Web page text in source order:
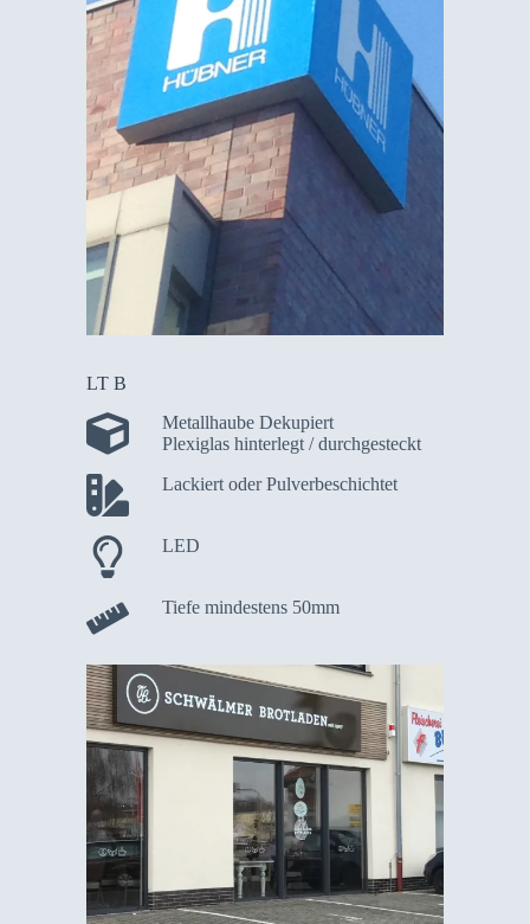
LT B
Metallhaube Dekupiert
Plexiglas hinterlegt / durchgesteckt
Lackiert oder Pulverbeschichtet
LED
Tiefe mindestens 50mm